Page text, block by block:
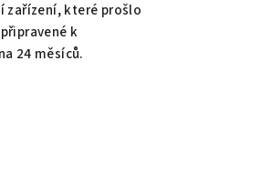
zařízení, které prošlo
k
24 měsíců.